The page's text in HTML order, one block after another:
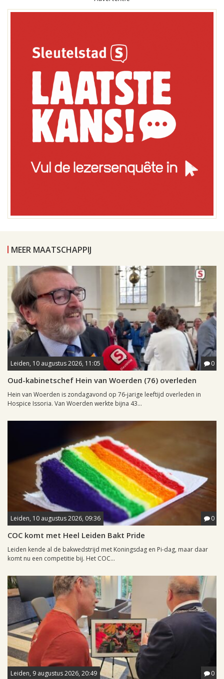
MEER MAATSCHAPPIJ
Leiden, 10 augustus 2026, 11:05 0
Oud-kabinetschef Hein van Woerden (76) overleden
Hein van Woerden is zondagavond op 76-jarige leeftijd overleden in
Hospice Issoria. Van Woerden werkte bijna 43...
Leiden, 10 augustus 2026, 09:36 0
COC komt met Heel Leiden Bakt Pride
Leiden kende al de bakwedstrijd met Koningsdag en Pi-dag, maar daar
komt nu een competitie bij. Het COC...
Leiden, 9 augustus 2026, 20:49 0